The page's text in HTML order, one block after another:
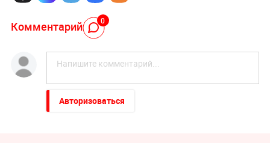
Комментарий 0
Авторизоваться